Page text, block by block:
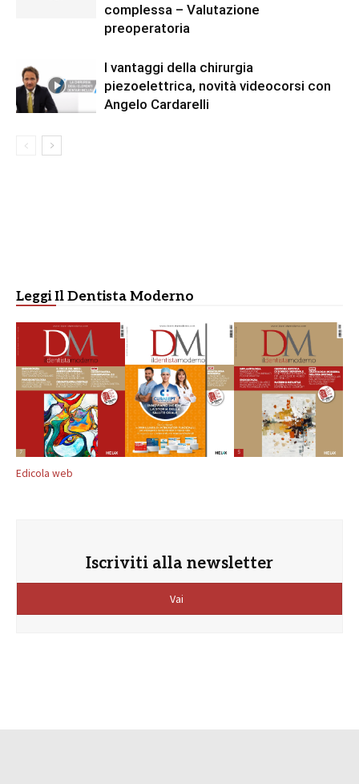
complessa – Valutazione
preoperatoria
I vantaggi della chirurgia
piezoelettrica, novità videocorsi con
Angelo Cardarelli
Leggi Il Dentista Moderno
Edicola web
Iscriviti alla newsletter
Vai